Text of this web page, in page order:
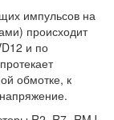
импульсов на
происходит
и по
обмотке, к